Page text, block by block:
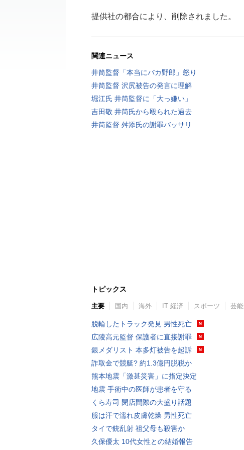
提供社の都合により、削除されました。
関連ニュース
井筒監督「本当にバカ野郎」怒り
井筒監督 沢尻被告の発言に理解
堀江氏 井筒監督に「大っ嫌い」
吉田敬 井筒氏から殴られた過去
井筒監督 舛添氏の謝罪バッサリ
トピックス
主要 国内 海外 IT 経済 スポーツ 芸能
脱輪したトラック発見 男性死亡
広陵高元監督 保護者に直接謝罪
銀メダリスト 本多灯被告を起訴
詐取金で競艇? 約1.3億円脱税か
熊本地震「激甚災害」に指定決定
地震 手術中の医師が患者を守る
くら寿司 閉店間際の大盛り話題
服は汗で濡れ皮膚乾燥 男性死亡
タイで銃乱射 祖父母も殺害か
久保優太 10代女性との結婚報告